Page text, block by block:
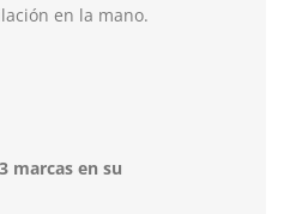
en la mano.
marcas en su